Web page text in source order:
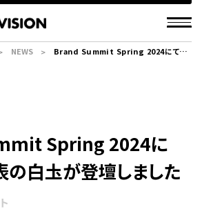
Spring 2024に
の白圡が登壇しました
NEWS
Brand Summit Spring 2024にて、当